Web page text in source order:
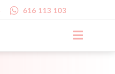
616 113 103